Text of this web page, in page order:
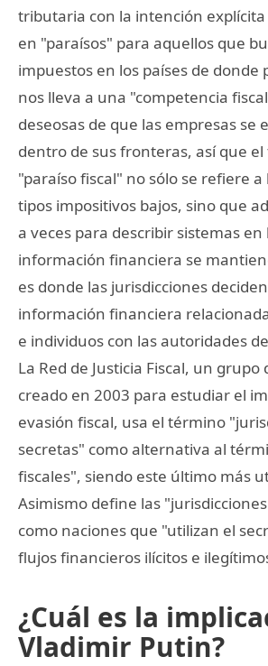
tributaria con la intención
en "paraísos" para aquellos que
impuestos en los países de donde
nos lleva a una "competencia
deseosas de que las empresas se
dentro de sus fronteras, así que
"paraíso fiscal" no sólo se refiere a
tipos impositivos bajos, sino que
a veces para describir sistemas en
información financiera se
es donde las jurisdicciones
información financiera
e individuos con las autoridades
La Red de Justicia Fiscal, un
creado en 2003 para estudiar el
evasión fiscal, usa el término
secretas" como alternativa al
fiscales", siendo este último más
Asimismo define las
como naciones que "utilizan el
flujos financieros ilícitos e
¿Cuál es la
Vladimir Putin?